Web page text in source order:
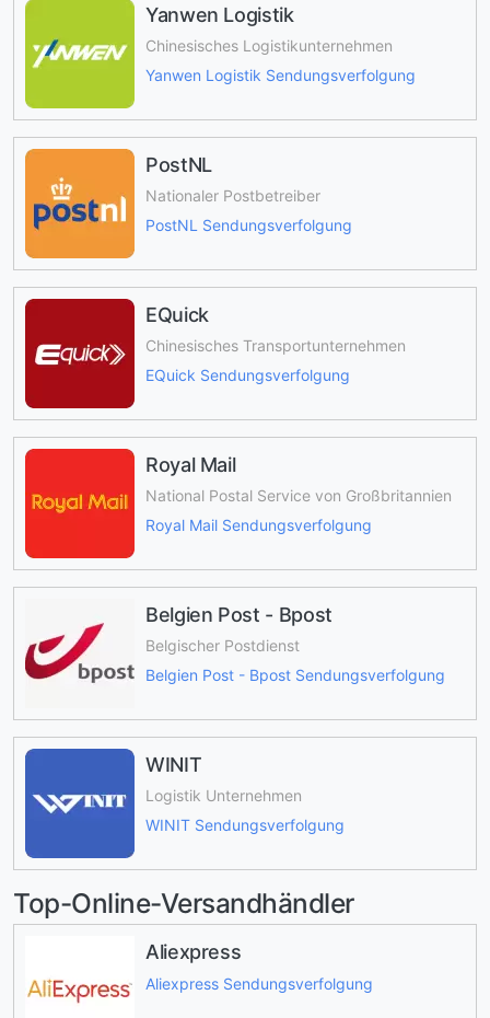
Yanwen Logistik
Chinesisches Logistikunternehmen
Yanwen Logistik Sendungsverfolgung
PostNL
Nationaler Postbetreiber
PostNL Sendungsverfolgung
EQuick
Chinesisches Transportunternehmen
EQuick Sendungsverfolgung
Royal Mail
National Postal Service von Großbritannien
Royal Mail Sendungsverfolgung
Belgien Post - Bpost
Belgischer Postdienst
Belgien Post - Bpost Sendungsverfolgung
WINIT
Logistik Unternehmen
WINIT Sendungsverfolgung
Top-Online-Versandhändler
Aliexpress
Aliexpress Sendungsverfolgung